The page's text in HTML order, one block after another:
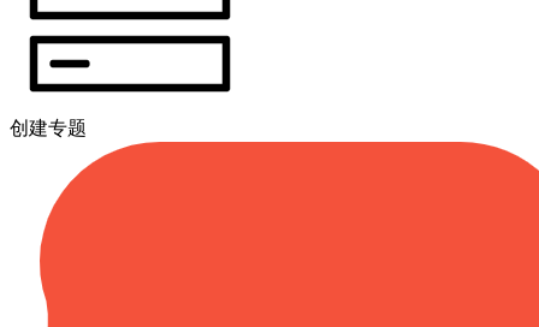
创建专题